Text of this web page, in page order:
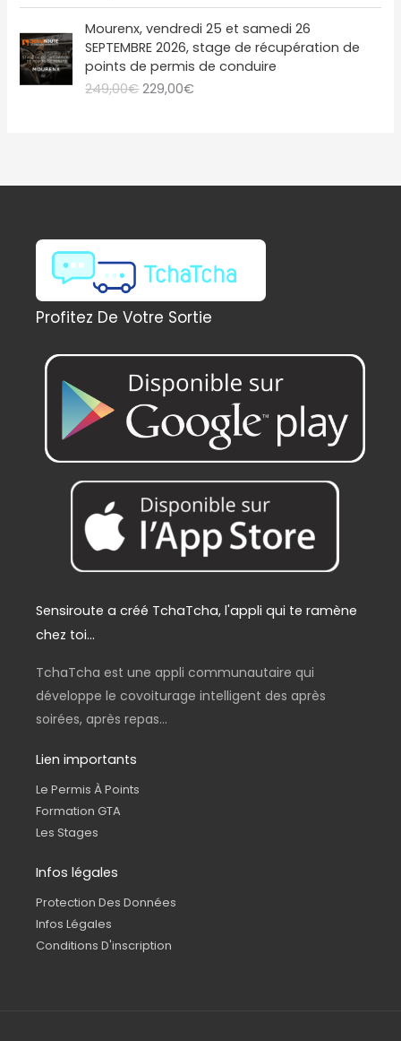
€
.9
,
0
0
0
€
.
Mourenx, vendredi 25 et samedi 26
SEPTEMBRE 2026, stage de récupération de
points de permis de conduire
249,00€
e
p
r
i
t
l
é
a
i
:
2
9
€
229,00€
L
e
p
r
u
e
s
t
:
2
9
0
0
Profitez De Votre Sortie
Sensiroute a créé TchaTcha, l'appli qui te ramène
chez toi...
TchaTcha est une appli communautaire qui
développe le covoiturage intelligent des après
soirées, après repas...
Lien importants
Le Permis À Points
Formation GTA
Les Stages
Infos légales
Protection Des Données
Infos Légales
Conditions D'inscription